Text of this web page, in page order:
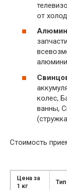
от
колес,
ванны,
Стоимость
Цена за
1 кг